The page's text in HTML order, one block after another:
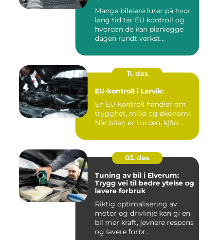
Mange bileiere lurer på hvor
lang tid tar EU kontroll og
hvordan de kan planlegge
dagen rundt verkst...
11. des
EU-kontroll i Larvik:
En EU-kontroll handler om
trygghet, miljø og økonomi.
Når bilen er i orden, kj&o...
03. des
Tuning av bil i Elverum:
Trygg vei til bedre ytelse og
lavere forbruk
Riktig optimalisering av
motor og drivlinje kan gi en
bil mer kraft, jevnere respons
og lavere forbr...